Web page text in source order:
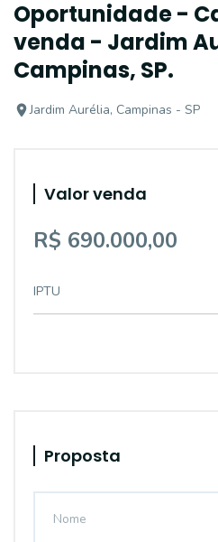
Oportunidade -
venda - Jardim
Campinas, SP.
Jardim Aurélia, Campinas - SP
Valor venda
R$ 690.000,00
IPTU
Proposta